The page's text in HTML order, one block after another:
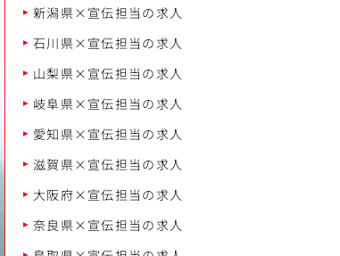
新潟県×宣伝担当の求人
石川県×宣伝担当の求人
山梨県×宣伝担当の求人
岐阜県×宣伝担当の求人
愛知県×宣伝担当の求人
滋賀県×宣伝担当の求人
大阪府×宣伝担当の求人
奈良県×宣伝担当の求人